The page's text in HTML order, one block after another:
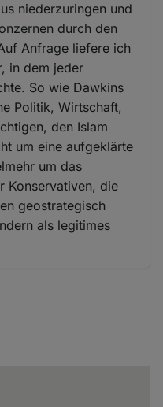
niederzuringen und
durch den
Anfrage liefere ich
in dem jeder
So wie Dawkins
Politik, Wirtschaft,
den Islam
um eine aufgeklärte
um das
Konservativen, die
geostrategisch
als legitimes